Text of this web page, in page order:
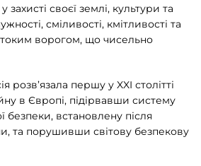
у захисті своєї землі, культури та
сміливості, кмітливості та
ворогом, що чисельно
розв’язала першу у XXI столітті
в Європі, підірвавши систему
безпеки, встановлену після
та порушивши світову безпекову